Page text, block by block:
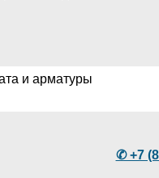
и арматуры
✆ +7